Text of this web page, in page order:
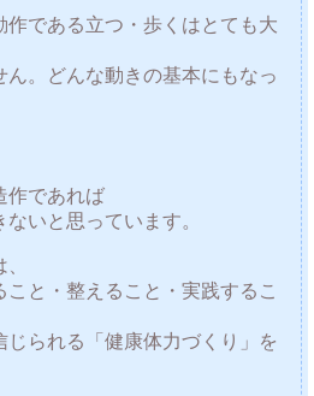
作である立つ・歩くはとても大
。どんな動きの基本にもなっ
作であれば
いと思っています。
と・整えること・実践するこ
られる「健康体力づくり」を